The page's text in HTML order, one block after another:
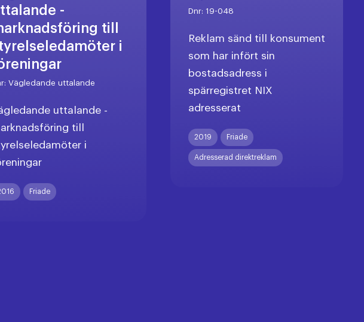
-
till
i
Vägledande uttalande
uttalande -
till
i
Friade
Dnr: 19-048
Reklam sänd till konsument
som har infört sin
bostadsadress i
spärregistret NIX
adresserat
2019 Friade
Adresserad direktreklam